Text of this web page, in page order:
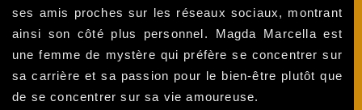
ses amis proches sur les réseaux sociaux, montrant
ainsi son côté plus personnel. Magda Marcella est
une femme de mystère qui préfère se concentrer sur
sa carrière et sa passion pour le bien-être plutôt que
de se concentrer sur sa vie amoureuse.